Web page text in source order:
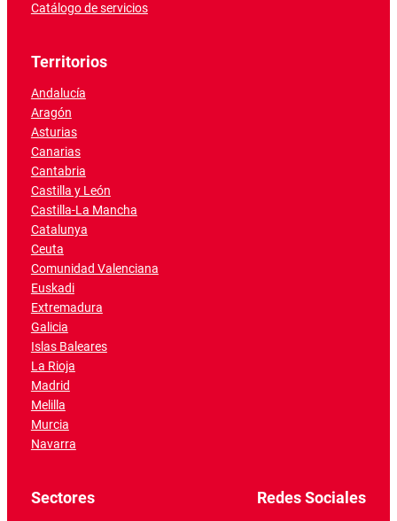
Catálogo de servicios
Territorios
Andalucía
Aragón
Asturias
Canarias
Cantabria
Castilla y León
Castilla-La Mancha
Catalunya
Ceuta
Comunidad Valenciana
Euskadi
Extremadura
Galicia
Islas Baleares
La Rioja
Madrid
Melilla
Murcia
Navarra
Sectores Redes Sociales